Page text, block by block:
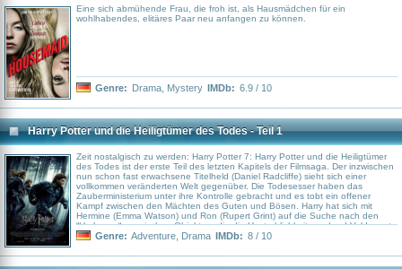
Eine sich abmühende Frau, die froh ist, als Hausmädchen für ein
wohlhabendes, elitäres Paar neu anfangen zu können.
Genre: Drama Mystery IMDb: 6.9 / 10
Harry Potter und die Heiligtümer des Todes - Teil 1
Zeit nostalgisch zu werden: Harry Potter 7: Harry Potter und die Heiligtümer
des Todes ist der erste Teil des letzten Kapitels der Filmsaga. Der inzwischen
nun schon fast erwachsene Titelheld (Daniel Radcliffe) sieht sich einer
vollkommen veränderten Welt gegenüber. Die Todesesser haben das
Zauberministerium unter ihre Kontrolle gebracht und es tobt ein offener
Kampf zwischen den Mächten des Guten und Bösen. Harry hat sich mit
Hermine (Emma Watson) und Ron (Rupert Grint) auf die Suche nach den
“Horkuxen“, magischen Objekten, die die Unsterblichkeit von Lord Voldemort
(Ralph Fiennes) garantieren und zerstört werden müssen. Der dunkle Lord
lebendigen Harry Potter. Voldemort will sich das Vergnügen den “Jungen der
lebte“ mit den eigenen Händen zu töten, nicht nehmen lassen. Unterdessen
Genre: Adventure Drama IMDb: 8 / 10